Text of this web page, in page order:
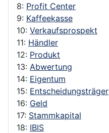
8: Profit Center
9: Kaffeekasse
10: Verkaufsprospekt
11: Händler
12: Produkt
13: Abwertung
14: Eigentum
15: Entscheidungsträger
16: Geld
17: Stammkapital
18: IBIS